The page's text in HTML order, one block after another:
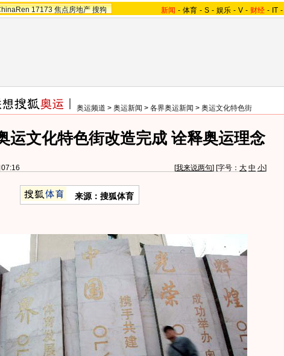
17173 焦点房地产 搜狗 新闻 - 体育 - S - 娱乐 - V - 财经 - IT -
奥运频道 > 奥运新闻 > 各界奥运新闻 > 奥运文化特色街
运文化特色街改造完成 诠释奥运理念
[我来说两句] [字号： 大 中 小]
来源：搜狐体育